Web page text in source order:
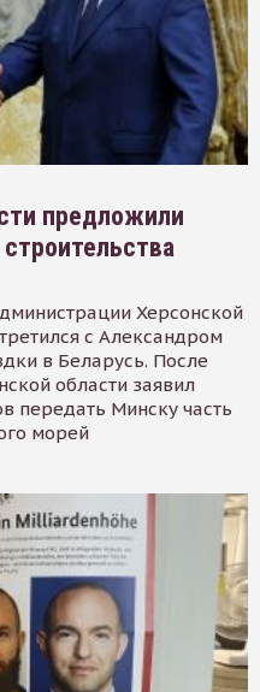
предложили
Херсонской
с Александром
в Беларусь. После
области заявил
передать Минску часть
морей